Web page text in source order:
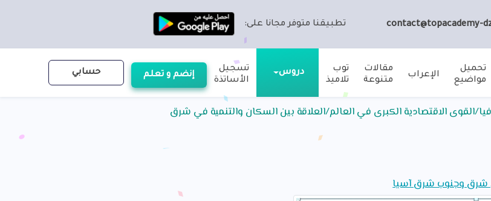
contact@topacademy- تطبيقنا متوفر مجانا على:
تحميل
مواضيع
الإعراب
مقالات
متنوعة
توب
تلاميذ
دروس
تسجيل
الأساتذة
إنضم و تعلم حسابي
القوى الاقتصادية الكبرى في العالم/العلاقة بين السكان والتنمية في شرق
شرق وجنوب شرق آسيا